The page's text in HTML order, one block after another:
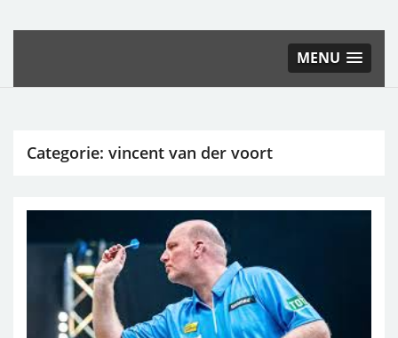
MENU
Categorie: vincent van der voort